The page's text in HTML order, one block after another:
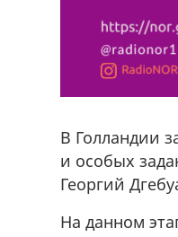
В Голландии
и особых
Георгий
На данном